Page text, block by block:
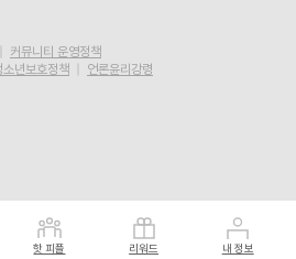
커뮤니티 운영정책
소년보호정책
언론윤리강령
핫 피플 리워드 내 정보